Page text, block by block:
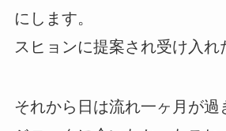
にします。
スヒョンに提案され受け入れ
それから日は流れ一ヶ月が過